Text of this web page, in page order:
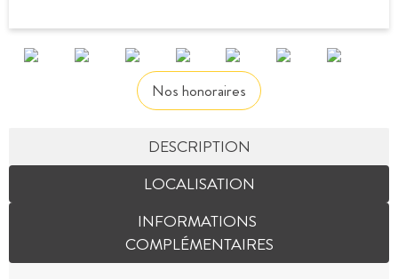
Nos honoraires
DESCRIPTION
LOCALISATION
INFORMATIONS
COMPLÉMENTAIRES